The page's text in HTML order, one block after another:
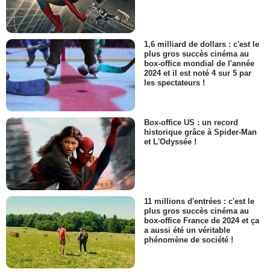
1,6 milliard de dollars : c'est le
plus gros succès cinéma au
box-office mondial de l'année
2024 et il est noté 4 sur 5 par
les spectateurs !
Box-office US : un record
historique grâce à Spider-Man
et L'Odyssée !
11 millions d'entrées : c'est le
plus gros succès cinéma au
box-office France de 2024 et ça
a aussi été un véritable
phénomène de société !